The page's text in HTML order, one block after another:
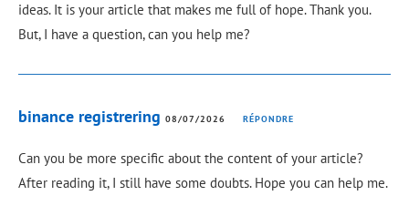
ideas. It is your article that makes me full of hope. Thank you.
But, I have a question, can you help me?
binance registrering 08/07/2026 RÉPONDRE
Can you be more specific about the content of your article?
After reading it, I still have some doubts. Hope you can help me.